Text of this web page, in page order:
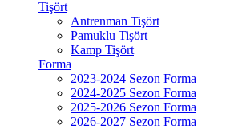
Tişört
Antrenman Tişört
Pamuklu Tişört
Kamp Tişört
Forma
2023-2024 Sezon Forma
2024-2025 Sezon Forma
2025-2026 Sezon Forma
2026-2027 Sezon Forma